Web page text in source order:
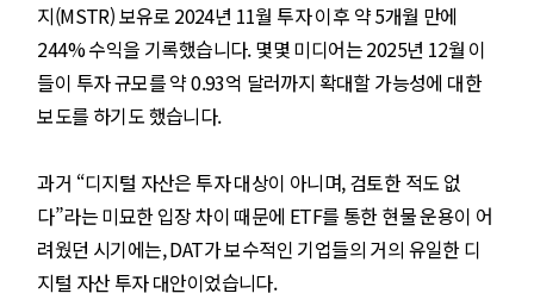
지(MSTR) 보유로 2024년 11월 투자 이후 약 5개월 만에
244% 수익을 기록했습니다. 몇몇 미디어는 2025년 12월 이
들이 투자 규모를 약 0.93억 달러까지 확대할 가능성에 대한
보도를 하기도 했습니다.
과거 “디지털 자산은 투자 대상이 아니며, 검토한 적도 없
다”라는 미묘한 입장 차이 때문에 ETF를 통한 현물 운용이 어
려웠던 시기에는, DAT가 보수적인 기업들의 거의 유일한 디
지털 자산 투자 대안이었습니다.